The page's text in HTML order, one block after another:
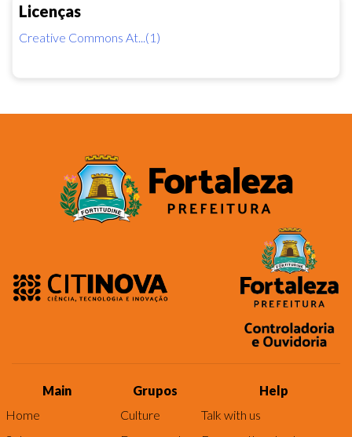
Licenças
Creative Commons At...(1)
Main
Home
Grupos
Culture
Help
Talk with us